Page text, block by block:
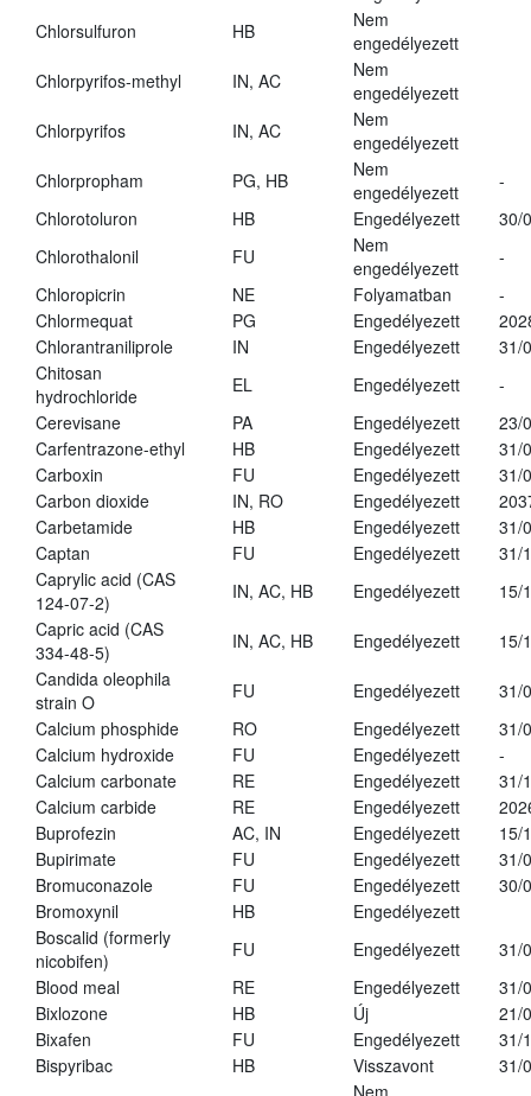
Chlorsulfuron
HB
Nem
engedélyezett
Chlorpyrifos-methyl
IN, AC
Nem
engedélyezett
Chlorpyrifos
IN, AC
Nem
engedélyezett
Chlorpropham
PG, HB
Nem
engedélyezett
-
Chlorotoluron
HB Engedélyezett
30/
Chlorothalonil
FU
Nem
engedélyezett
-
Chloropicrin
NE Folyamatban
-
Chlormequat
PG Engedélyezett
Chlorantraniliprole
IN Engedélyezett
31/
Chitosan
hydrochloride
EL Engedélyezett
-
Cerevisane
PA Engedélyezett
23/
Carfentrazone-ethyl
HB Engedélyezett
31/
Carboxin
FU Engedélyezett
31/
Carbon dioxide
IN, RO Engedélyezett
Carbetamide
HB Engedélyezett
31/
Captan
FU Engedélyezett
31/
Caprylic acid (CAS
124-07-2)
IN, AC, HB Engedélyezett
15/
Capric acid (CAS
334-48-5)
IN, AC, HB Engedélyezett
15/
Candida oleophila
strain O
FU Engedélyezett
31/
Calcium phosphide
RO Engedélyezett
31/
Calcium hydroxide
FU Engedélyezett
-
Calcium carbonate
RE Engedélyezett
31/
Calcium carbide
RE Engedélyezett
Buprofezin
AC, IN Engedélyezett
15/
Bupirimate
FU Engedélyezett
31/
Bromuconazole
FU Engedélyezett
30/
Bromoxynil
HB
Engedélyezett
Boscalid (formerly
nicobifen)
FU Engedélyezett
31/
Blood meal
RE Engedélyezett
31/
Bixlozone
HB Új
21/
Bixafen
FU Engedélyezett
31/
Bispyribac
HB Visszavont
31/